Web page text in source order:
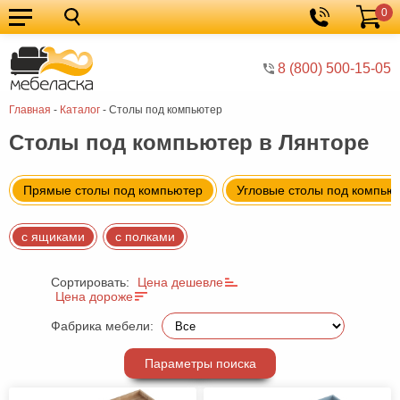
8 (800) 500-15-05
Корзина
0
Главная - Каталог - Столы под компьютер
Кухонные
гарнитуры
Мебель
для
кухни
Мебель
для
спальни
Кровати
Шкафы
Диваны
Мягкая
мебель
Детская
Столы под компьютер в Лянторе
Прямые столы под компьютер Угловые столы под
с ящиками с полками
Сортировать:
Цена дешевле
Цена дороже
Фабрика мебели:
Параметры поиска